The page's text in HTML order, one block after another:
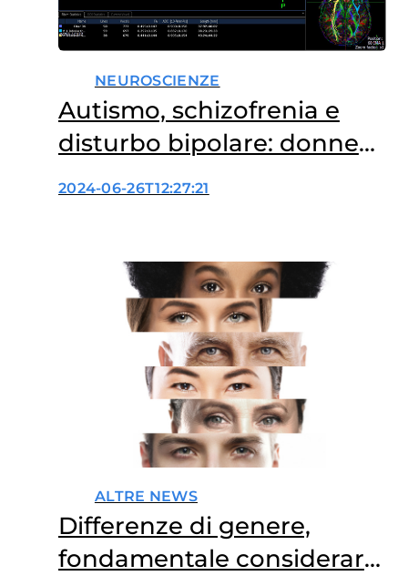
NEUROSCIENZE
Autismo, schizofrenia e
disturbo bipolare: donne
più protette
2024-06-26T12:27:21
ALTRE NEWS
Differenze di genere,
fondamentale considerarle